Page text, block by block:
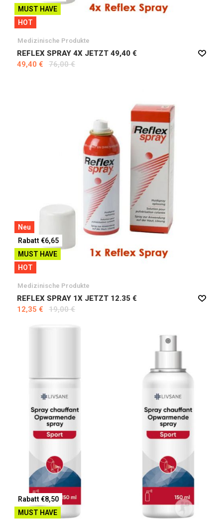
MUST HAVE
HOT
Medizinische Produkte
REFLEX SPRAY 4X JETZT 49,40 €
49,40 €
76,00 €
Neu
Rabatt €6,65
MUST HAVE
HOT
Medizinische Produkte
REFLEX SPRAY 1X JETZT 12.35 €
12,35 €
19,00 €
Rabatt €8,50
MUST HAVE